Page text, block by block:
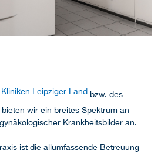
Leipziger Land bzw. des
bieten wir ein breites Spektrum an
Krankheitsbilder an.
ist die allumfassende Betreuung